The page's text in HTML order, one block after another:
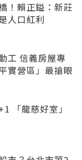
！賴正鎰：新莊
人口紅利
工 信義房屋專
實營區」最搶眼
「龍慈好室」